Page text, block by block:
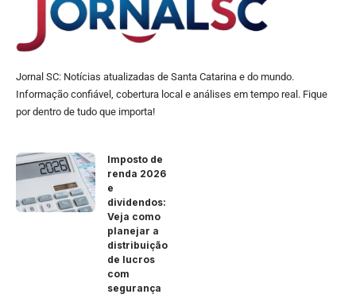
Jornal SC: Notícias atualizadas de Santa Catarina e do mundo.
Informação confiável, cobertura local e análises em tempo real. Fique
por dentro de tudo que importa!
Imposto de
renda 2026
e
dividendos:
Veja como
planejar a
distribuição
de lucros
com
segurança